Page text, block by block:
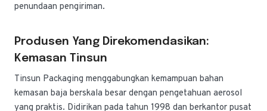
penundaan pengiriman.
Produsen Yang Direkomendasikan:
Kemasan Tinsun
Tinsun Packaging menggabungkan kemampuan bahan
kemasan baja berskala besar dengan pengetahuan aerosol
yang praktis. Didirikan pada tahun 1998 dan berkantor pusat